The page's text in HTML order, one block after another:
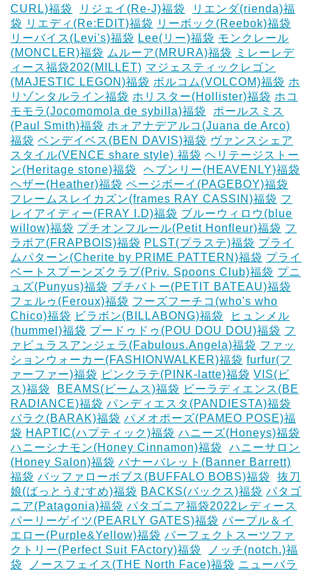
CURL)福袋 リジェイ(Re-J)福袋
リエンダ(rienda)福
袋 リエディ(Re:EDIT)福袋 リーボック(Reebok)福袋
リーバイス(Levi's)福袋 Lee(リー)福袋 モンクレール
(MONCLER)福袋 ムルーア(MRURA)福袋
ミレーレデ
ィース福袋202(MILLET) マジェスティックレゴン
(MAJESTIC LEGON)福袋 ボルコム(VOLCOM)福袋 ホ
リゾンタルライン福袋 ホリスター(Hollister)福袋 ホコ
モモラ(Jocomomola de sybilla)福袋
ポールスミス
(Paul Smith)福袋 ホォアナデアルコ(Juana de Arco)
福袋 ベンデイベス(BEN DAVIS)福袋 ヴァンスシェア
スタイル(VENCE share style) 福袋 ヘリテージストー
ン(Heritage stone)福袋
ヘブンリー(HEAVENLY)福袋
ヘザー(Heather)福袋 ページボーイ(PAGEBOY)福袋
フレームスレイカズン(frames RAY CASSIN)福袋 フ
レイアイディー(FRAY I.D)福袋 ブルーウィロウ(blue
willow)福袋 プチオンフルール(Petit Honfleur)福袋 フ
ラボア(FRAPBOIS)福袋 PLST(プラステ)福袋 プライ
ムパターン(Cherite by PRIME PATTERN)福袋 プライ
ベートスプーンズクラブ(Priv. Spoons Club)福袋 プニ
ュズ(Punyus)福袋 プチバトー(PETIT BATEAU)福袋
フェルゥ(Feroux)福袋 フーズフーチコ(who's who
Chico)福袋 ビラボン(BILLABONG)福袋
ヒュンメル
(hummel)福袋 プードゥドゥ(POU DOU DOU)福袋 フ
ァビュラスアンジェラ(Fabulous.Angela)福袋 ファッ
ションウォーカー(FASHIONWALKER)福袋 furfur(フ
ァーファー)福袋 ピンクラテ(PINK-latte)福袋 VIS(ビ
ス)福袋
BEAMS(ビームス)福袋 ビーラディエンス(BE
RADIANCE)福袋 パンディエスタ(PANDIESTA)福袋
バラク(BARAK)福袋 パメオポーズ(PAMEO POSE)福
袋 HAPTIC(ハプティック)福袋 ハニーズ(Honeys)福袋
ハニーシナモン(Honey Cinnamon)福袋
ハニーサロン
(Honey Salon)福袋 バナーバレット(Banner Barrett)
福袋 バッファローボブス(BUFFALO BOBS)福袋
抜刀
娘(ばっとうむすめ)福袋 BACKS(バックス)福袋 パタゴ
ニア(Patagonia)福袋 パタゴニア福袋2022レディース
パーリーゲイツ(PEARLY GATES)福袋 パープル＆イ
エロー(Purple&Yellow)福袋 パーフェクトスーツファ
クトリー(Perfect Suit FActory)福袋
ノッチ(notch.)福
袋
ノースフェイス(THE North Face)福袋 ニューバラ